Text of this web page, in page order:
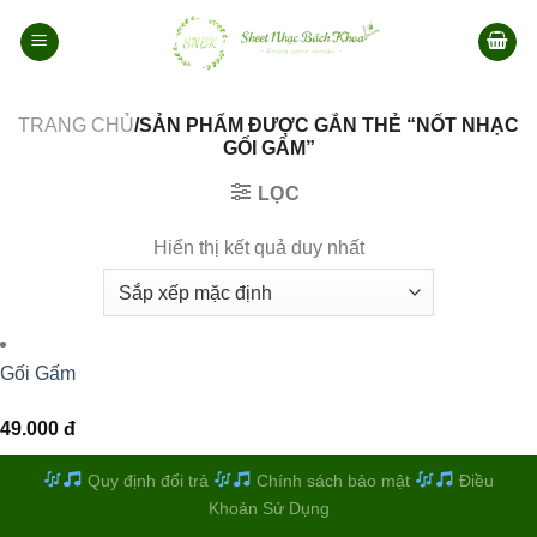
qua
TRANG CHỦ/SẢN PHẨM ĐƯỢC GẮN THẺ “NỐT NHẠC
GỐI GẤM”
LỌC
Hiển thị kết quả duy nhất
Gối Gấm
49.000 đ
Quy định đổi trả Chính sách bảo mật
Điều
Khoản Sử Dụng